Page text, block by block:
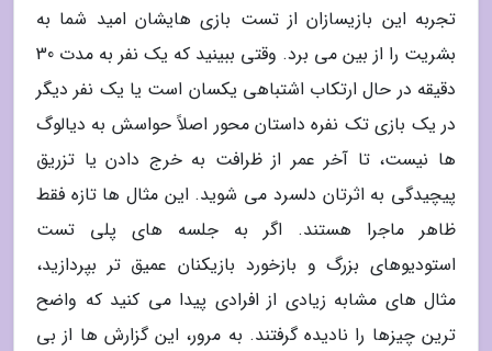
تجربه این بازیسازان از تست بازی هایشان امید شما به
بشریت را از بین می برد. وقتی ببینید که یک نفر به مدت 30
دقیقه در حال ارتکاب اشتباهی یکسان است یا یک نفر دیگر
در یک بازی تک نفره داستان محور اصلاً حواسش به دیالوگ
ها نیست، تا آخر عمر از ظرافت به خرج دادن یا تزریق
پیچیدگی به اثرتان دلسرد می شوید. این مثال ها تازه فقط
ظاهر ماجرا هستند. اگر به جلسه های پلی تست
استودیوهای بزرگ و بازخورد بازیکنان عمیق تر بپردازید،
مثال های مشابه زیادی از افرادی پیدا می کنید که واضح
ترین چیزها را نادیده گرفتند. به مرور، این گزارش ها از بی